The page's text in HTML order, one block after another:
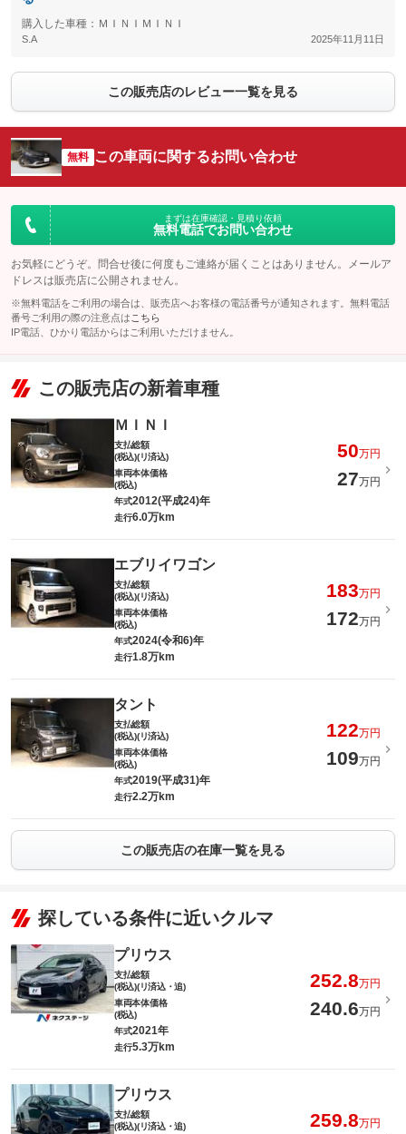
購入した車種：ＭＩＮＩＭＩＮＩ
S.A 2025年11月11日
この販売店のレビュー一覧を見る
無料 この車両に関するお問い合わせ
まずは在庫確認・見積り依頼
無料電話でお問い合わせ
お気軽にどうぞ。問合せ後に何度もご連絡が届くことはありません。メールア
ドレスは販売店に公開されません。
※無料電話をご利用の場合は、販売店へお客様の電話番号が通知されます。無料電話
番号ご利用の際の注意点は こちら
IP電話、ひかり電話からはご利用いただけません。
この販売店の新着車種
ＭＩＮＩ
支払総額
(税込)(リ済込)
50万円
車両本体価格
(税込)
27万円
年式2012(平成24)年
走行6.0万km
エブリイワゴン
支払総額
(税込)(リ済込)
183万円
車両本体価格
(税込)
172万円
年式2024(令和6)年
走行1.8万km
タント
支払総額
(税込)(リ済込)
122万円
車両本体価格
(税込)
109万円
年式2019(平成31)年
走行2.2万km
この販売店の在庫一覧を見る
探している条件に近いクルマ
プリウス
支払総額
(税込)(リ済込・追)
252.8万円
車両本体価格
(税込)
240.6万円
年式2021年
走行5.3万km
プリウス
支払総額
(税込)(リ済込・追)
259.8万円